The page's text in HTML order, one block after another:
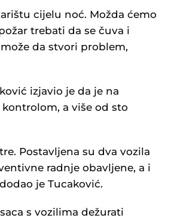
cijelu noć. Možda ćemo
trebati da se čuva i
da stvori problem,
izjavio je da je na
a više od sto
Postavljena su dva vozila
radnje obavljene, a i
je Tucaković.
s vozilima dežurati